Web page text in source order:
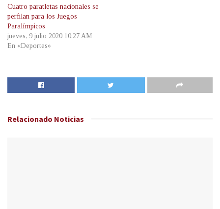
Cuatro paratletas nacionales se
perfilan para los Juegos
Paralímpicos
jueves, 9 julio 2020 10:27 AM
En «Deportes»
Relacionado Noticias